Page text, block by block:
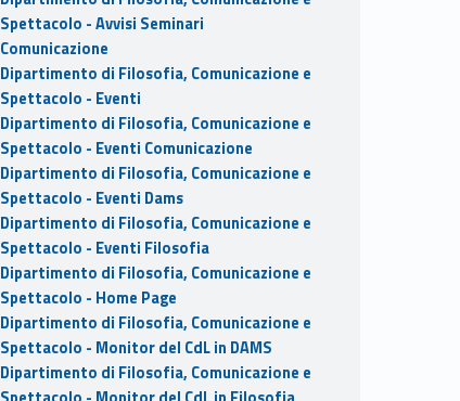
Spettacolo - Avvisi Seminari
Comunicazione
Dipartimento di Filosofia, Comunicazione e
Spettacolo - Eventi
Dipartimento di Filosofia, Comunicazione e
Spettacolo - Eventi Comunicazione
Dipartimento di Filosofia, Comunicazione e
Spettacolo - Eventi Dams
Dipartimento di Filosofia, Comunicazione e
Spettacolo - Eventi Filosofia
Dipartimento di Filosofia, Comunicazione e
Spettacolo - Home Page
Dipartimento di Filosofia, Comunicazione e
Spettacolo - Monitor del CdL in DAMS
Dipartimento di Filosofia, Comunicazione e